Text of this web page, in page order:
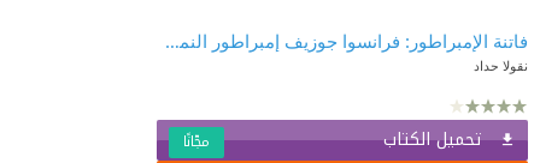
فاتنة الإمبراطور: فرانسوا جوزيف إمبراطور النمسا السابق وعشيقته كاترين شراط
نقولا حداد
تحميل الكتاب مجّانًا